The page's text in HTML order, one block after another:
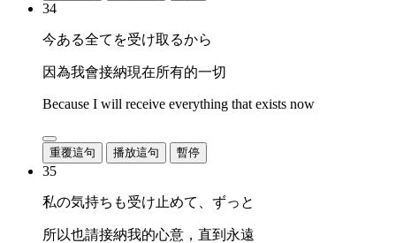
34
今ある全てを受け取るから
因為我會接納現在所有的一切
Because I will receive everything that exists now
重覆這句 播放這句 暫停
35
私の気持ちも受け止めて、ずっと
所以也請接納我的心意，直到永遠